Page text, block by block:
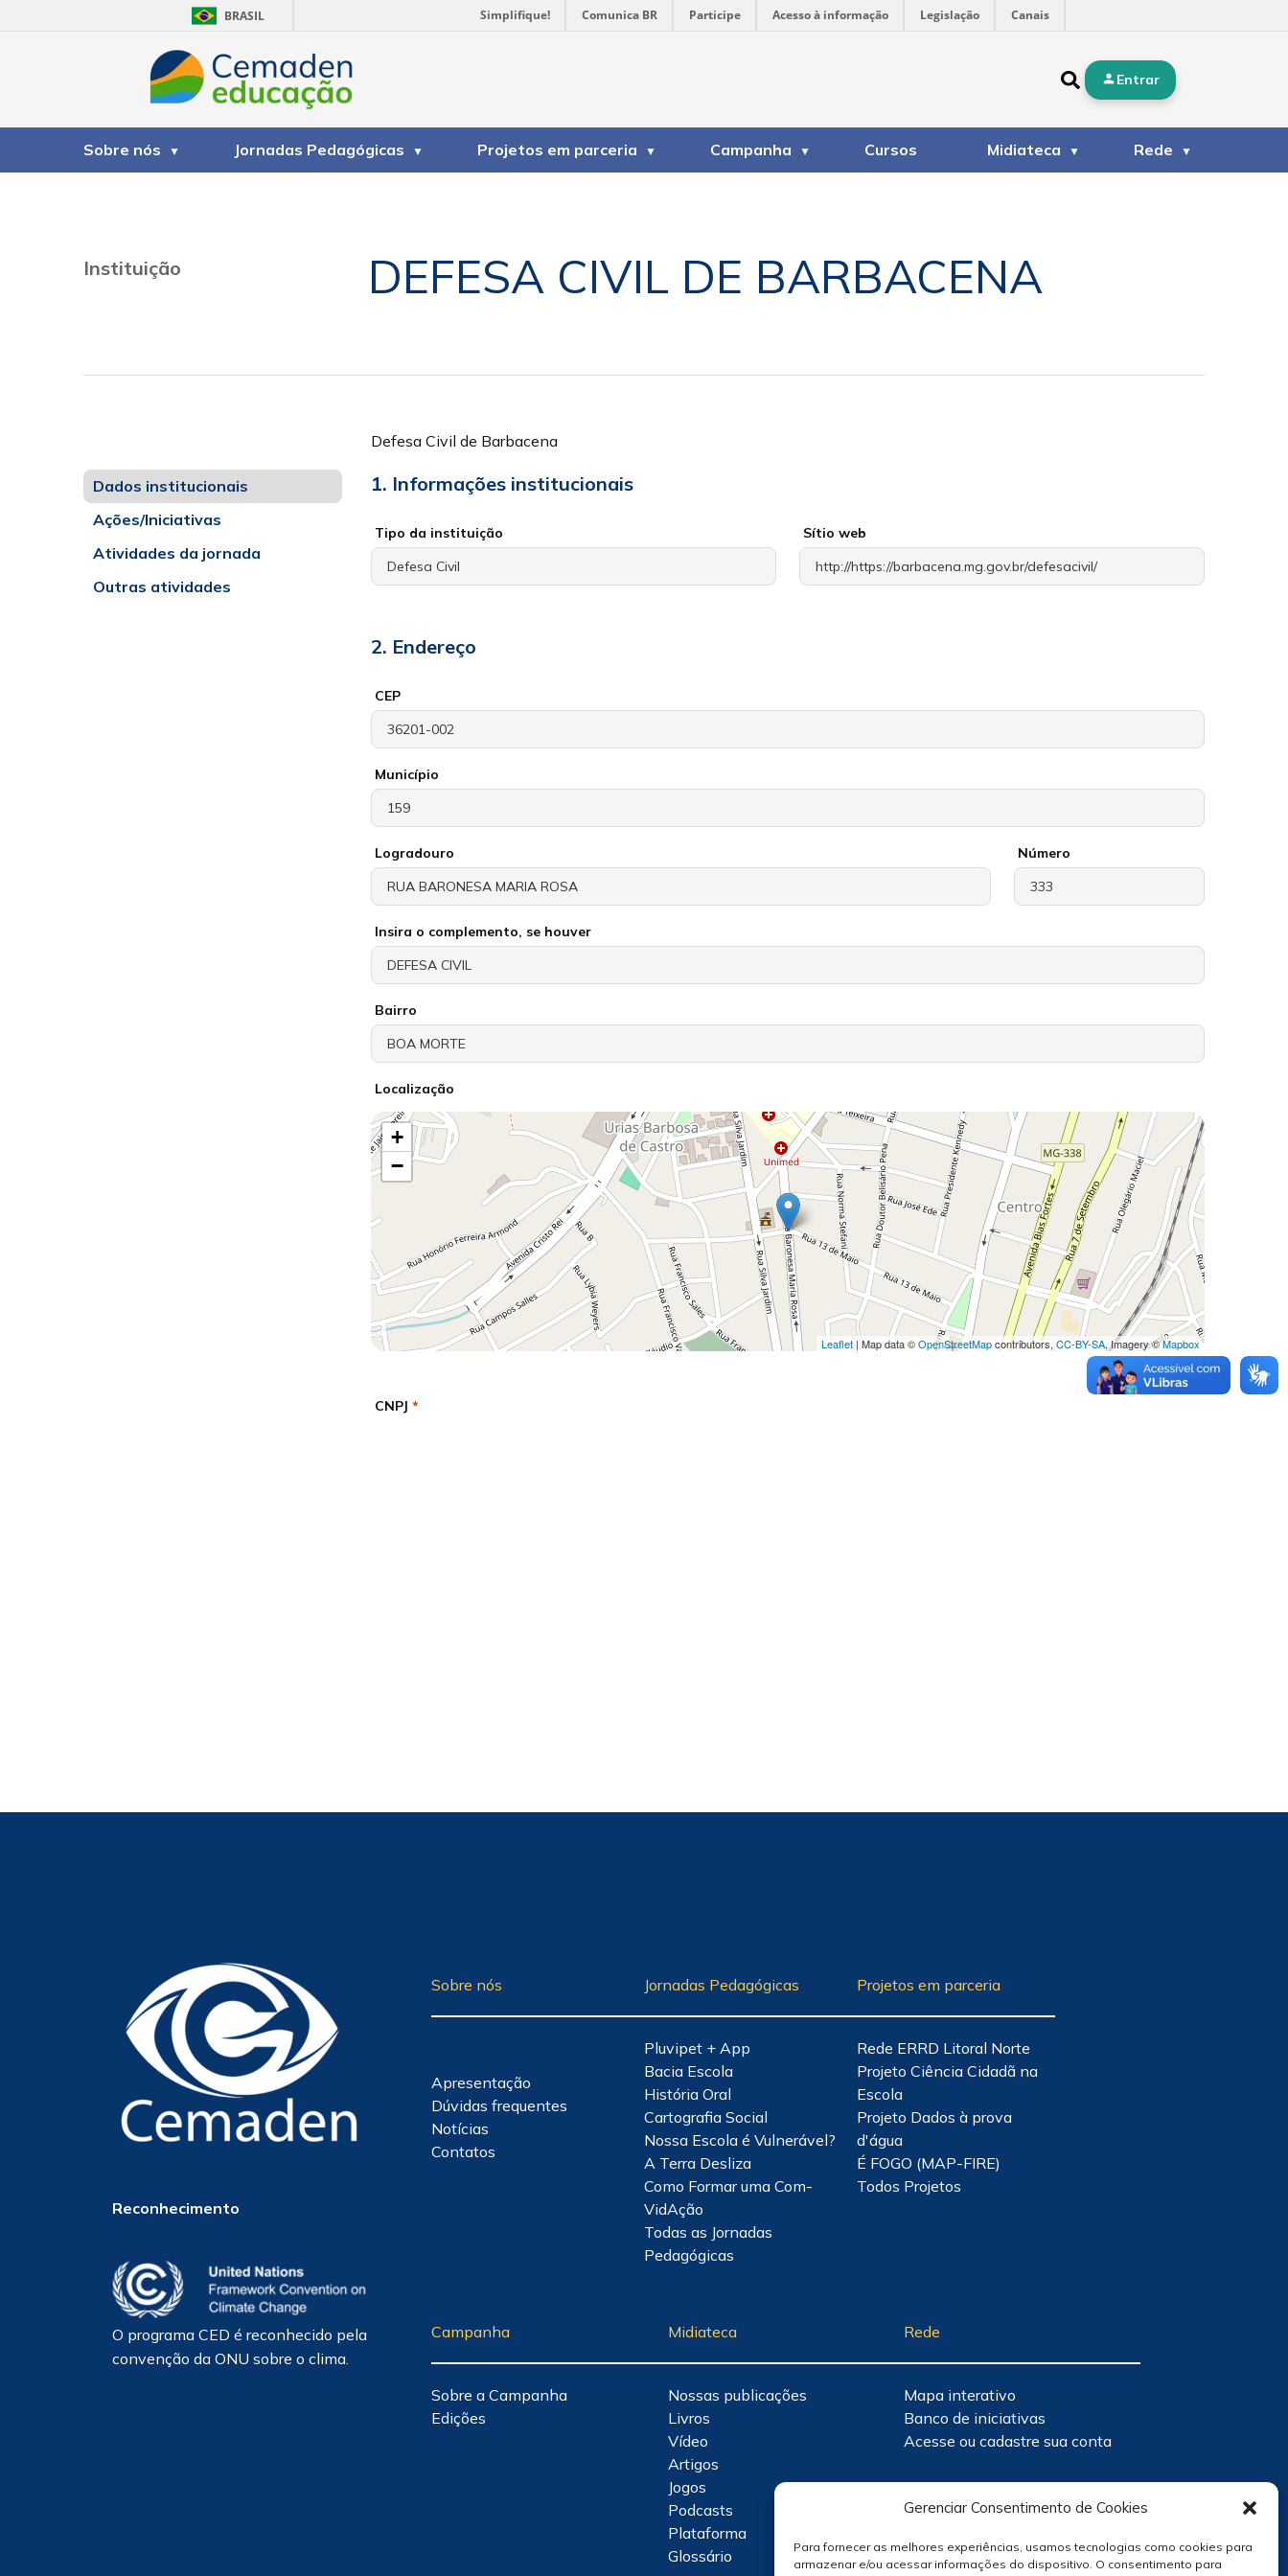
Gerenciar Consentimento de Cookies
Para fornecer as melhores experiências, usamos tecnologias como cookies para
armazenar e/ou acessar informações do dispositivo. O consentimento para
BRASIL Simplifique! Comunica BR Participe Acesso à informação Legislação Canais
Entrar
Sobre nós Jornadas Pedagógicas Projetos em parceria Campanha Cursos Midiateca Rede
Instituição DEFESA CIVIL DE BARBACENA
Dados institucionais
Ações/Iniciativas
Atividades da jornada
Outras atividades
Defesa Civil de Barbacena
1. Informações institucionais
Tipo da instituição Sítio web
2. Endereço
CEP
Município
Logradouro Número
Insira o complemento, se houver
Bairro
Localização
+
−
Leaflet | Map data ©OpenStreetMapcontributors, CC-BY-SA, Imagery ©Mapbox
CNPJ *
Reconhecimento
O programa CED é reconhecido pela
convenção da ONU sobre o clima.
Sobre nós
Apresentação
Dúvidas frequentes
Notícias
Contatos
Jornadas Pedagógicas
Pluvipet + App
Bacia Escola
História Oral
Cartografia Social
Nossa Escola é Vulnerável?
A Terra Desliza
Como Formar uma Com-
VidAção
Todas as Jornadas
Pedagógicas
Projetos em parceria
Rede ERRD Litoral Norte
Projeto Ciência Cidadã na
Escola
Projeto Dados à prova
d'água
É FOGO (MAP-FIRE)
Todos Projetos
Campanha
Sobre a Campanha
Edições
Midiateca
Nossas publicações
Livros
Vídeo
Artigos
Jogos
Podcasts
Plataforma
Glossário
Rede
Mapa interativo
Banco de iniciativas
Acesse ou cadastre sua conta